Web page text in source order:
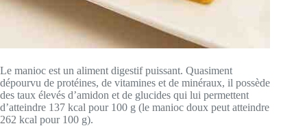
Le manioc est un aliment digestif puissant. Quasiment
dépourvu de protéines, de vitamines et de minéraux, il possède
des taux élevés d’amidon et de glucides qui lui permettent
d’atteindre 137 kcal pour 100 g (le manioc doux peut atteindre
262 kcal pour 100 g).